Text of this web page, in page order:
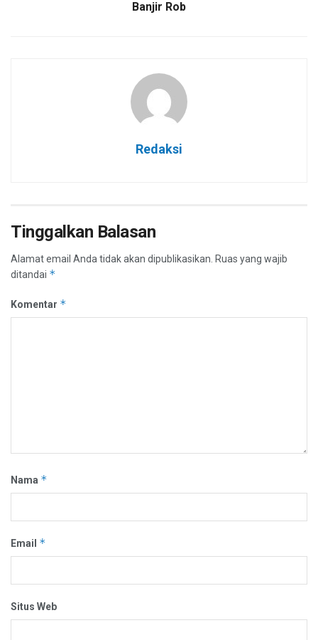
Banjir Rob
Redaksi
Tinggalkan Balasan
Alamat email Anda tidak akan dipublikasikan. Ruas yang wajib
ditandai *
Komentar *
Nama *
Email *
Situs Web